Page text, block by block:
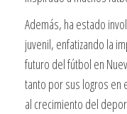
Además, ha estado
juvenil, enfatizando la
futuro del fútbol en
tanto por sus logros en
al crecimiento del